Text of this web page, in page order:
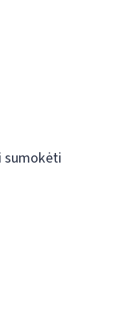
sumokėti